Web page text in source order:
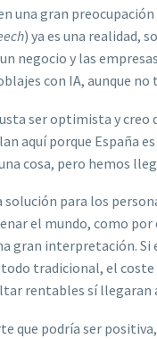
una gran
) ya es una realidad,
negocio y las
con IA, aunque no
ser optimista y creo
aquí porque España
cosa, pero hemos
solución para los
el mundo, como
gran interpretación. Si
tradicional, el
rentables sí llegaran
que podría ser